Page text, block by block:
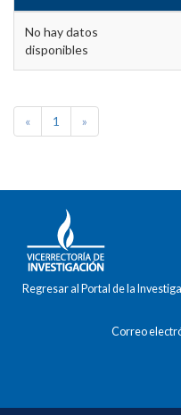
No hay datos
disponibles
« 1 »
Regresar al Portal de la
Correo